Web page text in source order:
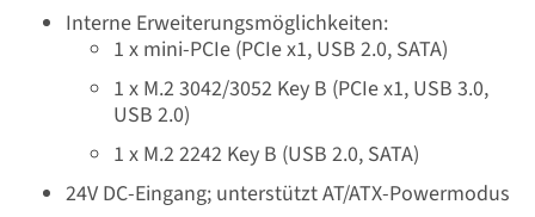
Interne Erweiterungsmöglichkeiten:
1 x mini-PCIe (PCIe x1, USB 2.0, SATA)
1 x M.2 3042/3052 Key B (PCIe x1, USB 3.0,
USB 2.0)
1 x M.2 2242 Key B (USB 2.0, SATA)
24V DC-Eingang; unterstützt AT/ATX-Powermodus